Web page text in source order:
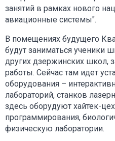
занятий в рамках нового
авиационные системы".
В помещениях будущего
будут заниматься ученики
других дзержинских школ,
работы. Сейчас там идет
оборудования –
лабораторий, станков
здесь оборудуют хайтек-
программирования,
физическую лаборатории.